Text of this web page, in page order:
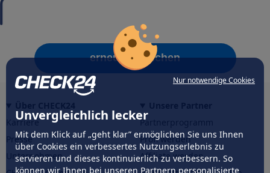
Nur notwendige Cookies
Unvergleichlich lecker
Mit dem Klick auf „geht klar” ermöglichen Sie uns Ihnen
über Cookies ein verbessertes Nutzungserlebnis zu
servieren und dieses kontinuierlich zu verbessern. So
können wir Ihnen bei unseren Partnern personalisierte
erneut versuchen
Karriere
Presse
Unternehmen
Partnerprogramm
Profi werden
Affiliate werden